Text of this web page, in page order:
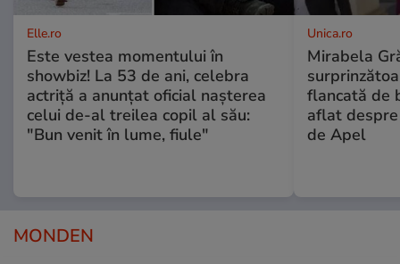
Elle.ro
Este vestea momentului în
showbiz! La 53 de ani, celebra
actriță a anunțat oficial nașterea
celui de-al treilea copil al său:
"Bun venit în lume, fiule"
Unica.ro
Mirabela
flancată de
aflat
de Apel
MONDEN